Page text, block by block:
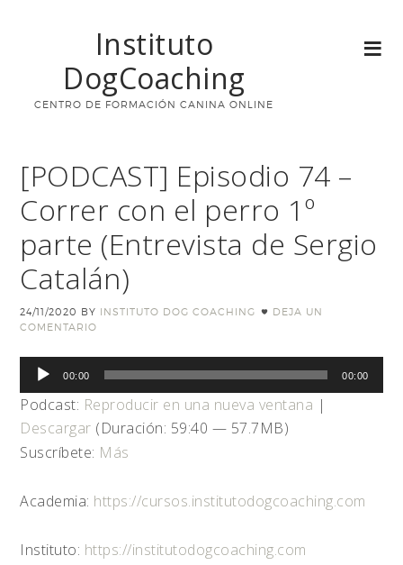
Instituto
DogCoaching
CENTRO DE FORMACIÓN CANINA ONLINE
[PODCAST] Episodio 74 –
Correr con el perro 1º
parte (Entrevista de Sergio
Catalán)
24/11/2020 BY INSTITUTO DOG COACHING
DEJA UN
COMENTARIO
Reproductor
de
audio
00:00 00:00
Podcast: Reproducir en una nueva ventana |
Descargar (Duración: 59:40 — 57.7MB)
Suscríbete: Más
Academia: https://cursos.institutodogcoaching.com
Instituto: https://institutodogcoaching.com